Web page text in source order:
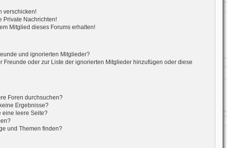
verschicken!
Private Nachrichten!
Mitglied dieses Forums erhalten!
und ignorierten Mitglieder?
Freunde oder zur Liste der ignorierten Mitglieder hinzufügen oder diese
Foren durchsuchen?
Ergebnisse?
eine leere Seite?
und Themen finden?